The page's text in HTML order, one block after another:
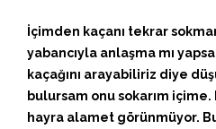
İçimden kaçanı tekrar
yabancıyla anlaşma mı
kaçağını arayabiliriz diye
bulursam onu sokarım içime.
hayra alamet görünmüyor.